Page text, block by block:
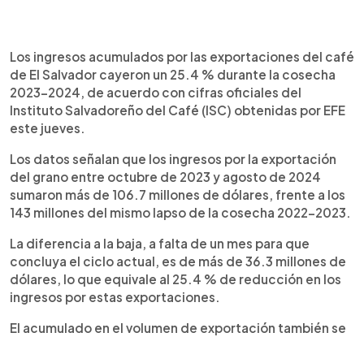
Escuchar artículo
Los ingresos acumulados por las exportaciones del café
de El Salvador cayeron un 25.4 % durante la cosecha
2023-2024, de acuerdo con cifras oficiales del
Instituto Salvadoreño del Café (ISC) obtenidas por EFE
este jueves.
Los datos señalan que los ingresos por la exportación
del grano entre octubre de 2023 y agosto de 2024
sumaron más de 106.7 millones de dólares, frente a los
143 millones del mismo lapso de la cosecha 2022-2023.
La diferencia a la baja, a falta de un mes para que
concluya el ciclo actual, es de más de 36.3 millones de
dólares, lo que equivale al 25.4 % de reducción en los
ingresos por estas exportaciones.
El acumulado en el volumen de exportación también se